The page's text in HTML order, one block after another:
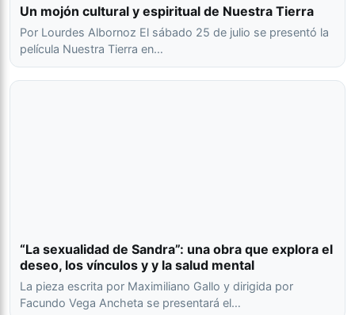
Un mojón cultural y espiritual de Nuestra Tierra
Por Lourdes Albornoz El sábado 25 de julio se presentó la
película Nuestra Tierra en…
“La sexualidad de Sandra”: una obra que explora el
deseo, los vínculos y y la salud mental
La pieza escrita por Maximiliano Gallo y dirigida por
Facundo Vega Ancheta se presentará el…